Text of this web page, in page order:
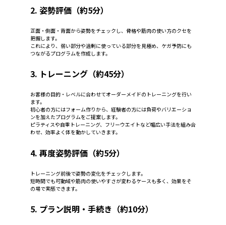
2. 姿勢評価（約5分）
正面・側面・背面から姿勢をチェックし、骨格や筋肉の使い方のクセを
把握します。
これにより、弱い部分や過剰に使っている部分を見極め、ケガ予防にも
つながるプログラムを作成します。
3. トレーニング（約45分）
お客様の目的・レベルに合わせてオーダーメイドのトレーニングを行い
ます。
初心者の方にはフォーム作りから、経験者の方には負荷やバリエーショ
ンを加えたプログラムをご提案します。
ピラティスや自重トレーニング、フリーウエイトなど幅広い手法を組み合
わせ、効率よく体を動かしていきます。
4. 再度姿勢評価（約5分）
トレーニング前後で姿勢の変化をチェックします。
短時間でも可動域や筋肉の使いやすさが変わるケースも多く、効果をそ
の場で実感できます。
5. プラン説明・手続き（約10分）